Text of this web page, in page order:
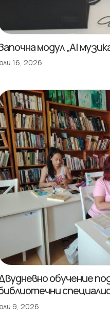
модул „AI
16, 2026
обучение
9, 2026